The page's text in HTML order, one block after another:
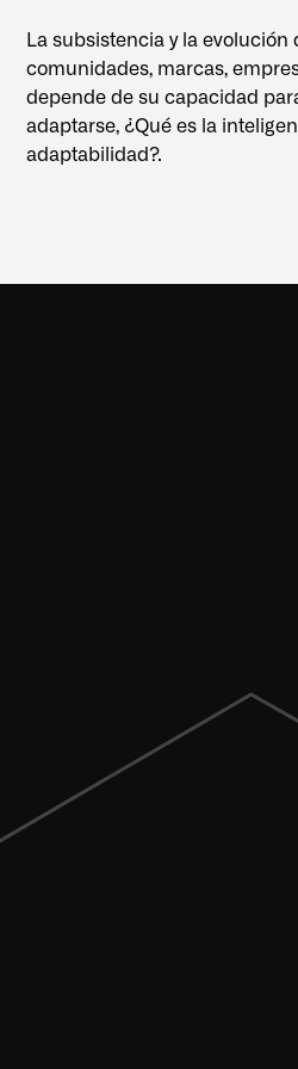
La subsistencia y la evolución
comunidades, marcas,
depende de su capacidad
adaptarse, ¿Qué es la
adaptabilidad?.